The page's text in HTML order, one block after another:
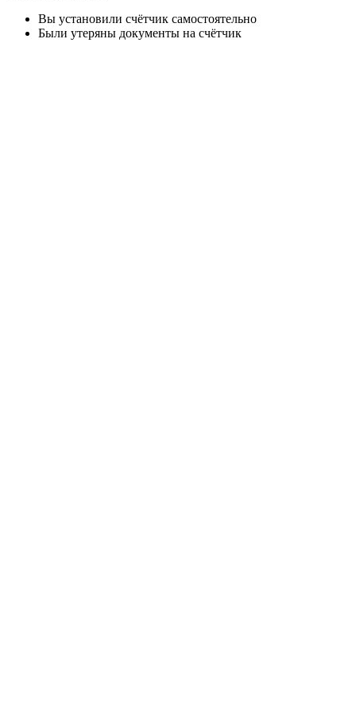
Вы установили счётчик самостоятельно
Были утеряны документы на счётчик